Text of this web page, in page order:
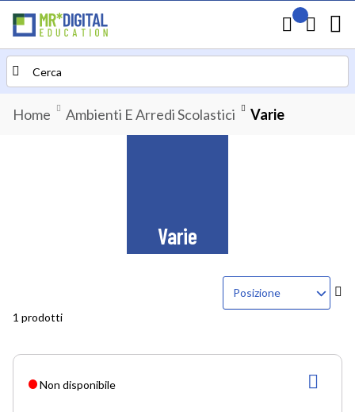
Carrello
Il mio
Search
Home Ambienti E Arredi Scolastici Varie
Varie
1 prodotti
Non disponibile